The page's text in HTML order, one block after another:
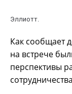
Эллиотт.
Как сообщает
на встрече
перспективы